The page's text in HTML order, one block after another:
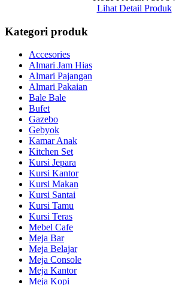
Lihat Detail Produk
Kategori produk
Accesories
Almari Jam Hias
Almari Pajangan
Almari Pakaian
Bale Bale
Bufet
Gazebo
Gebyok
Kamar Anak
Kitchen Set
Kursi Jepara
Kursi Kantor
Kursi Makan
Kursi Santai
Kursi Tamu
Kursi Teras
Mebel Cafe
Meja Bar
Meja Belajar
Meja Console
Meja Kantor
Meja Kopi